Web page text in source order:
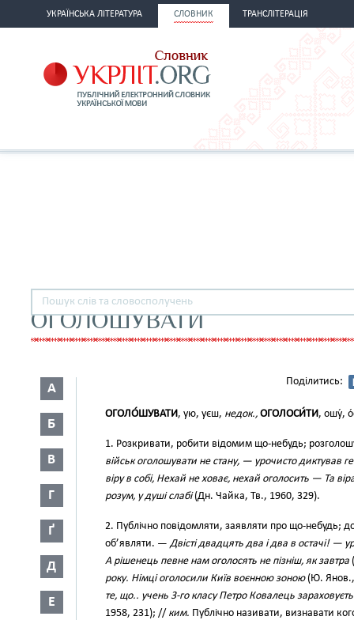
УКРАЇНСЬКА ЛІТЕРАТУРА СЛОВНИК ТРАНСЛІТЕРАЦІЯ
ОГОЛОШУВАТИ
А
Б
В
Г
Ґ
Д
Е
Поділитись:
ОГОЛО́ШУВАТИ, ую, уєш, недок., ОГОЛОСИ́ТИ, ошу́,
1. Розкривати, робити відомим що-небудь;
військ оголошувати не стану, — урочисто диктував
віру в собі, Нехай не ховає, нехай оголосить — Та
розум, у душі слабі(Дн. Чайка, Тв., 1960, 329).
2. Публічно повідомляти, заявляти про що-небудь;
об’являти. —Двісті двадцять два і два в остачі! —
А рішенець певне нам оголосять не пізніш, як завтра
року. Німці оголосили Київ воєнною зоною(Ю.
те, що.. учень 3-го класу Петро Ковалець
1958, 231); // ким. Публічно називати, визнавати